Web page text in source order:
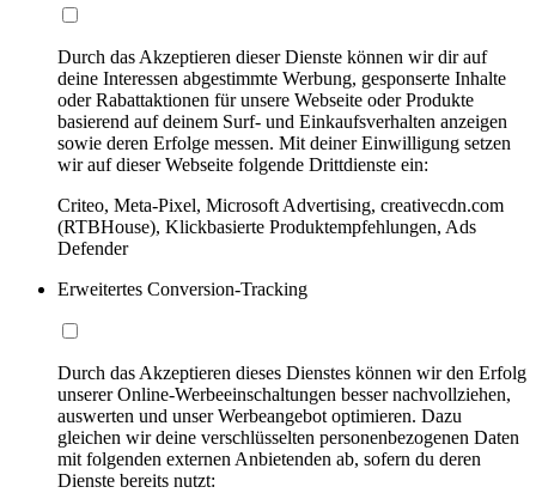
Durch das Akzeptieren dieser Dienste können wir dir auf
deine Interessen abgestimmte Werbung, gesponserte Inhalte
oder Rabattaktionen für unsere Webseite oder Produkte
basierend auf deinem Surf- und Einkaufsverhalten anzeigen
sowie deren Erfolge messen. Mit deiner Einwilligung setzen
wir auf dieser Webseite folgende Drittdienste ein:
Criteo, Meta-Pixel, Microsoft Advertising, creativecdn.com
(RTBHouse), Klickbasierte Produktempfehlungen, Ads
Defender
Erweitertes Conversion-Tracking
Durch das Akzeptieren dieses Dienstes können wir den Erfolg
unserer Online-Werbeeinschaltungen besser nachvollziehen,
auswerten und unser Werbeangebot optimieren. Dazu
gleichen wir deine verschlüsselten personenbezogenen Daten
mit folgenden externen Anbietenden ab, sofern du deren
Dienste bereits nutzt: